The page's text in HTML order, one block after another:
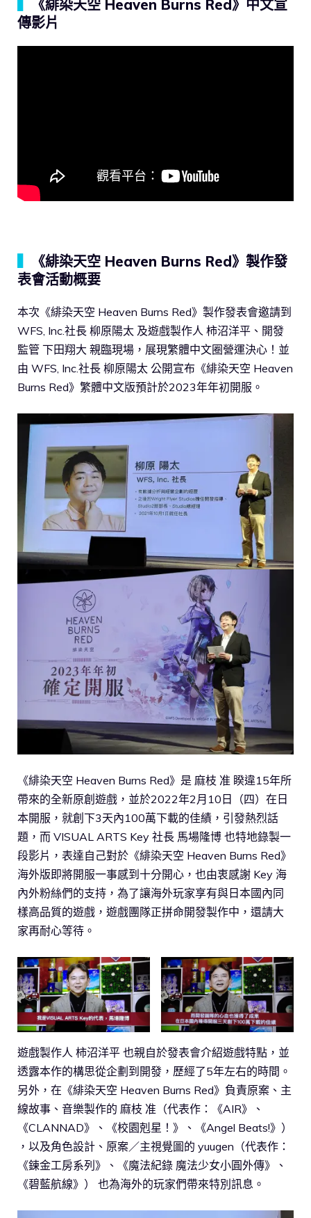
《緋染天空 Heaven Burns Red》中文宣
傳影片
《緋染天空 Heaven Burns Red》製作發
表會活動概要
本次《緋染天空 Heaven Burns Red》製作發表會邀請到
WFS, Inc.社長 柳原陽太 及遊戲製作人 柿沼洋平、開發
監管 下田翔大 親臨現場，展現繁體中文圈營運決心！並
由 WFS, Inc.社長 柳原陽太 公開宣布《緋染天空 Heaven
Burns Red》繁體中文版預計於2023年年初開服。
《緋染天空 Heaven Burns Red》是 麻枝 准 睽違15年所
帶來的全新原創遊戲，並於2022年2月10日（四）在日
本開服，就創下3天內100萬下載的佳績，引發熱烈話
題，而 VISUAL ARTS Key 社長 馬場隆博 也特地錄製一
段影片，表達自己對於《緋染天空 Heaven Burns Red》
海外版即將開服一事感到十分開心，也由衷感謝 Key 海
內外粉絲們的支持，為了讓海外玩家享有與日本國內同
樣高品質的遊戲，遊戲團隊正拼命開發製作中，還請大
家再耐心等待。
遊戲製作人 柿沼洋平 也親自於發表會介紹遊戲特點，並
透露本作的構思從企劃到開發，歷經了5年左右的時間。
另外，在《緋染天空 Heaven Burns Red》負責原案、主
線故事、音樂製作的 麻枝 准（代表作：《AIR》、
《CLANNAD》、《校園剋星！》、《Angel Beats!》）
，以及角色設計、原案／主視覺圖的 yuugen（代表作：
《鍊金工房系列》、《魔法紀錄 魔法少女小圓外傳》、
《碧藍航線》） 也為海外的玩家們帶來特別訊息。